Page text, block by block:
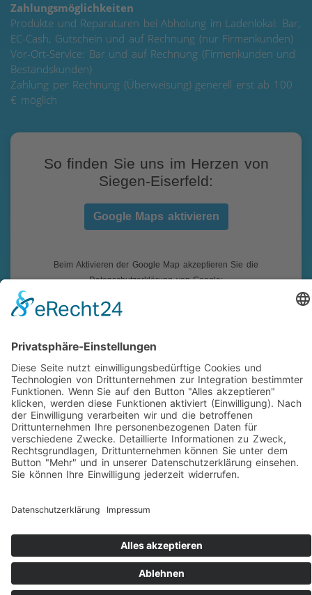
Zahlungsmöglichkeiten
Produkte und Reparaturen bei Abholung im Ladenlokal: Bar,
EC-Cash, Gutschein und auf Rechnung (nur Firmenkunden)
Vor-Ort-Service: Bar und auf Rechnung (Firmenkunden und
Bestandskunden)
Zahlung per Rechnung (Überweisung) generell erst ab 100
€ möglich
So finden Sie uns im Herzen von
Siegen-Eiserfeld:
Google Maps aktivieren
Beim Aktivieren der Google Map akzeptieren Sie die
Datenschutzerklärung von Google:
Impressum|Datenschutz|Folgen Sie uns auf Facebook!
Social-Media Datenschutz
reikotec. Computer & Service ist ihr Fachmann für